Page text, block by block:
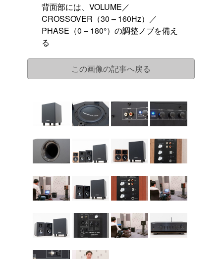
背面部には、VOLUME／
CROSSOVER（30 – 160Hz）／
PHASE（0 – 180°）の調整ノブを備え
る
この画像の記事へ戻る